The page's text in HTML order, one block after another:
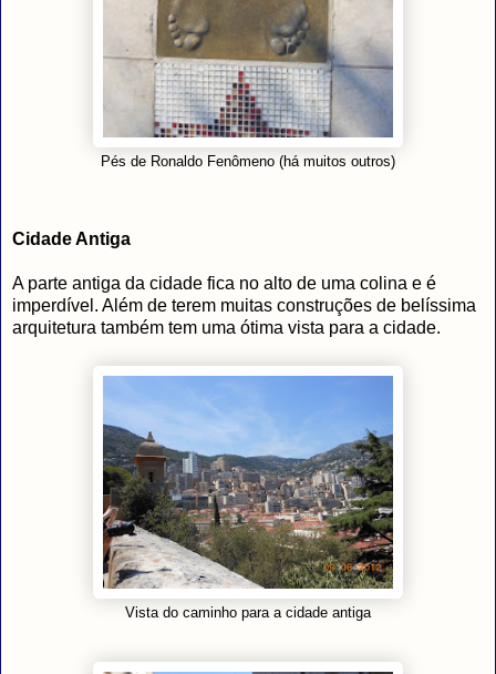
Pés de Ronaldo Fenômeno (há muitos outros)
Cidade Antiga
A parte antiga da cidade fica no alto de uma colina e é
imperdível. Além de terem muitas construções de belíssima
arquitetura também tem uma ótima vista para a cidade.
Vista do caminho para a cidade antiga